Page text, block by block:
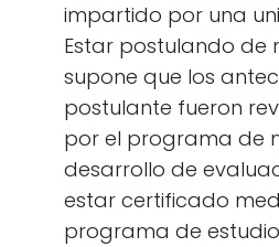
impartido por una
Estar postulando de
supone que los
postulante fueron
por el programa de
desarrollo de
estar certificado
programa de